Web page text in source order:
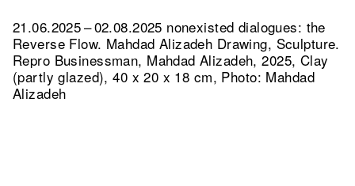
21.06.2025 – 02.08.2025 nonexisted dialogues: the
Reverse Flow. Mahdad Alizadeh Drawing, Sculpture.
Repro Businessman, Mahdad Alizadeh, 2025, Clay
(partly glazed), 40 x 20 x 18 cm, Photo: Mahdad
Alizadeh